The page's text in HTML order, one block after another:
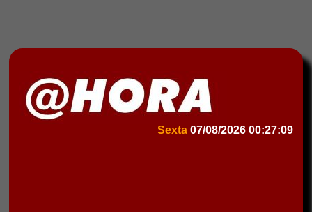
Sexta 07/08/2026 00:27:09